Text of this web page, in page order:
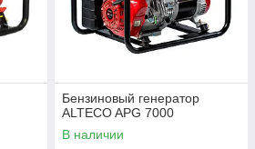
Бензиновый генератор
ALTECO APG 7000
В наличии